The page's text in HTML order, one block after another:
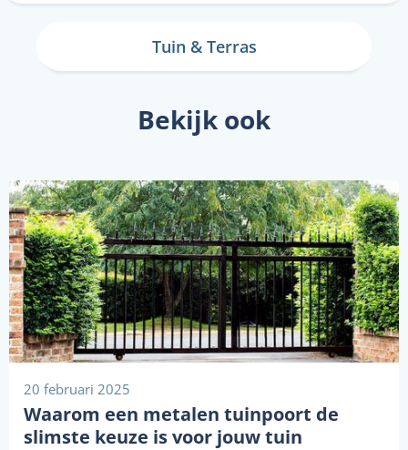
Tuin & Terras
Bekijk ook
20 februari 2025
Waarom een metalen tuinpoort de
slimste keuze is voor jouw tuin